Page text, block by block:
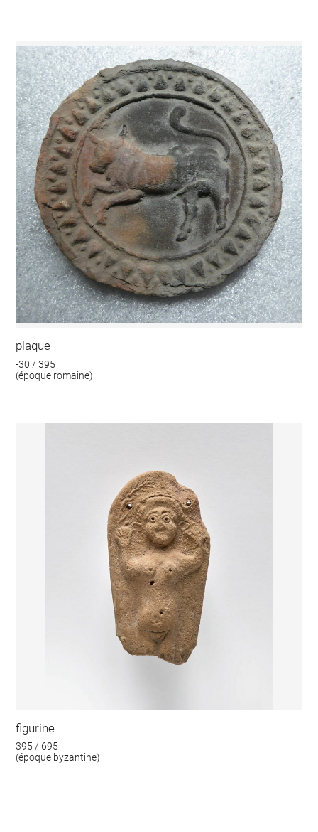
plaque
-30 / 395
(époque romaine)
figurine
395 / 695
(époque byzantine)